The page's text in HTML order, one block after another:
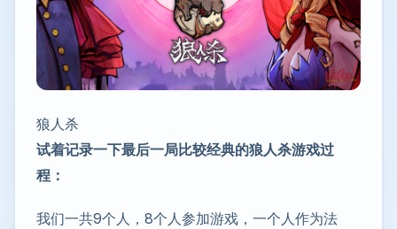
狼人杀
试着记录一下最后一局比较经典的狼人杀游戏过
程：
我们一共9个人，8个人参加游戏，一个人作为法